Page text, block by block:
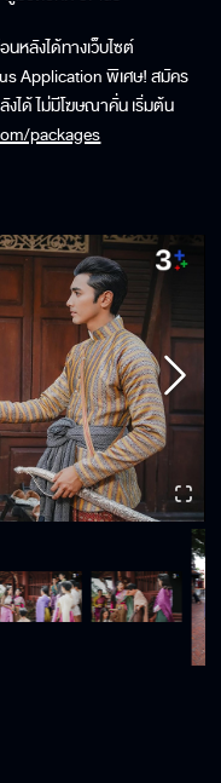
หลังได้ทางเว็บไซต์
Application พิเศษ! สมัคร
ได้ ไม่มีโฆษณาคั่น เริ่มต้น
packages